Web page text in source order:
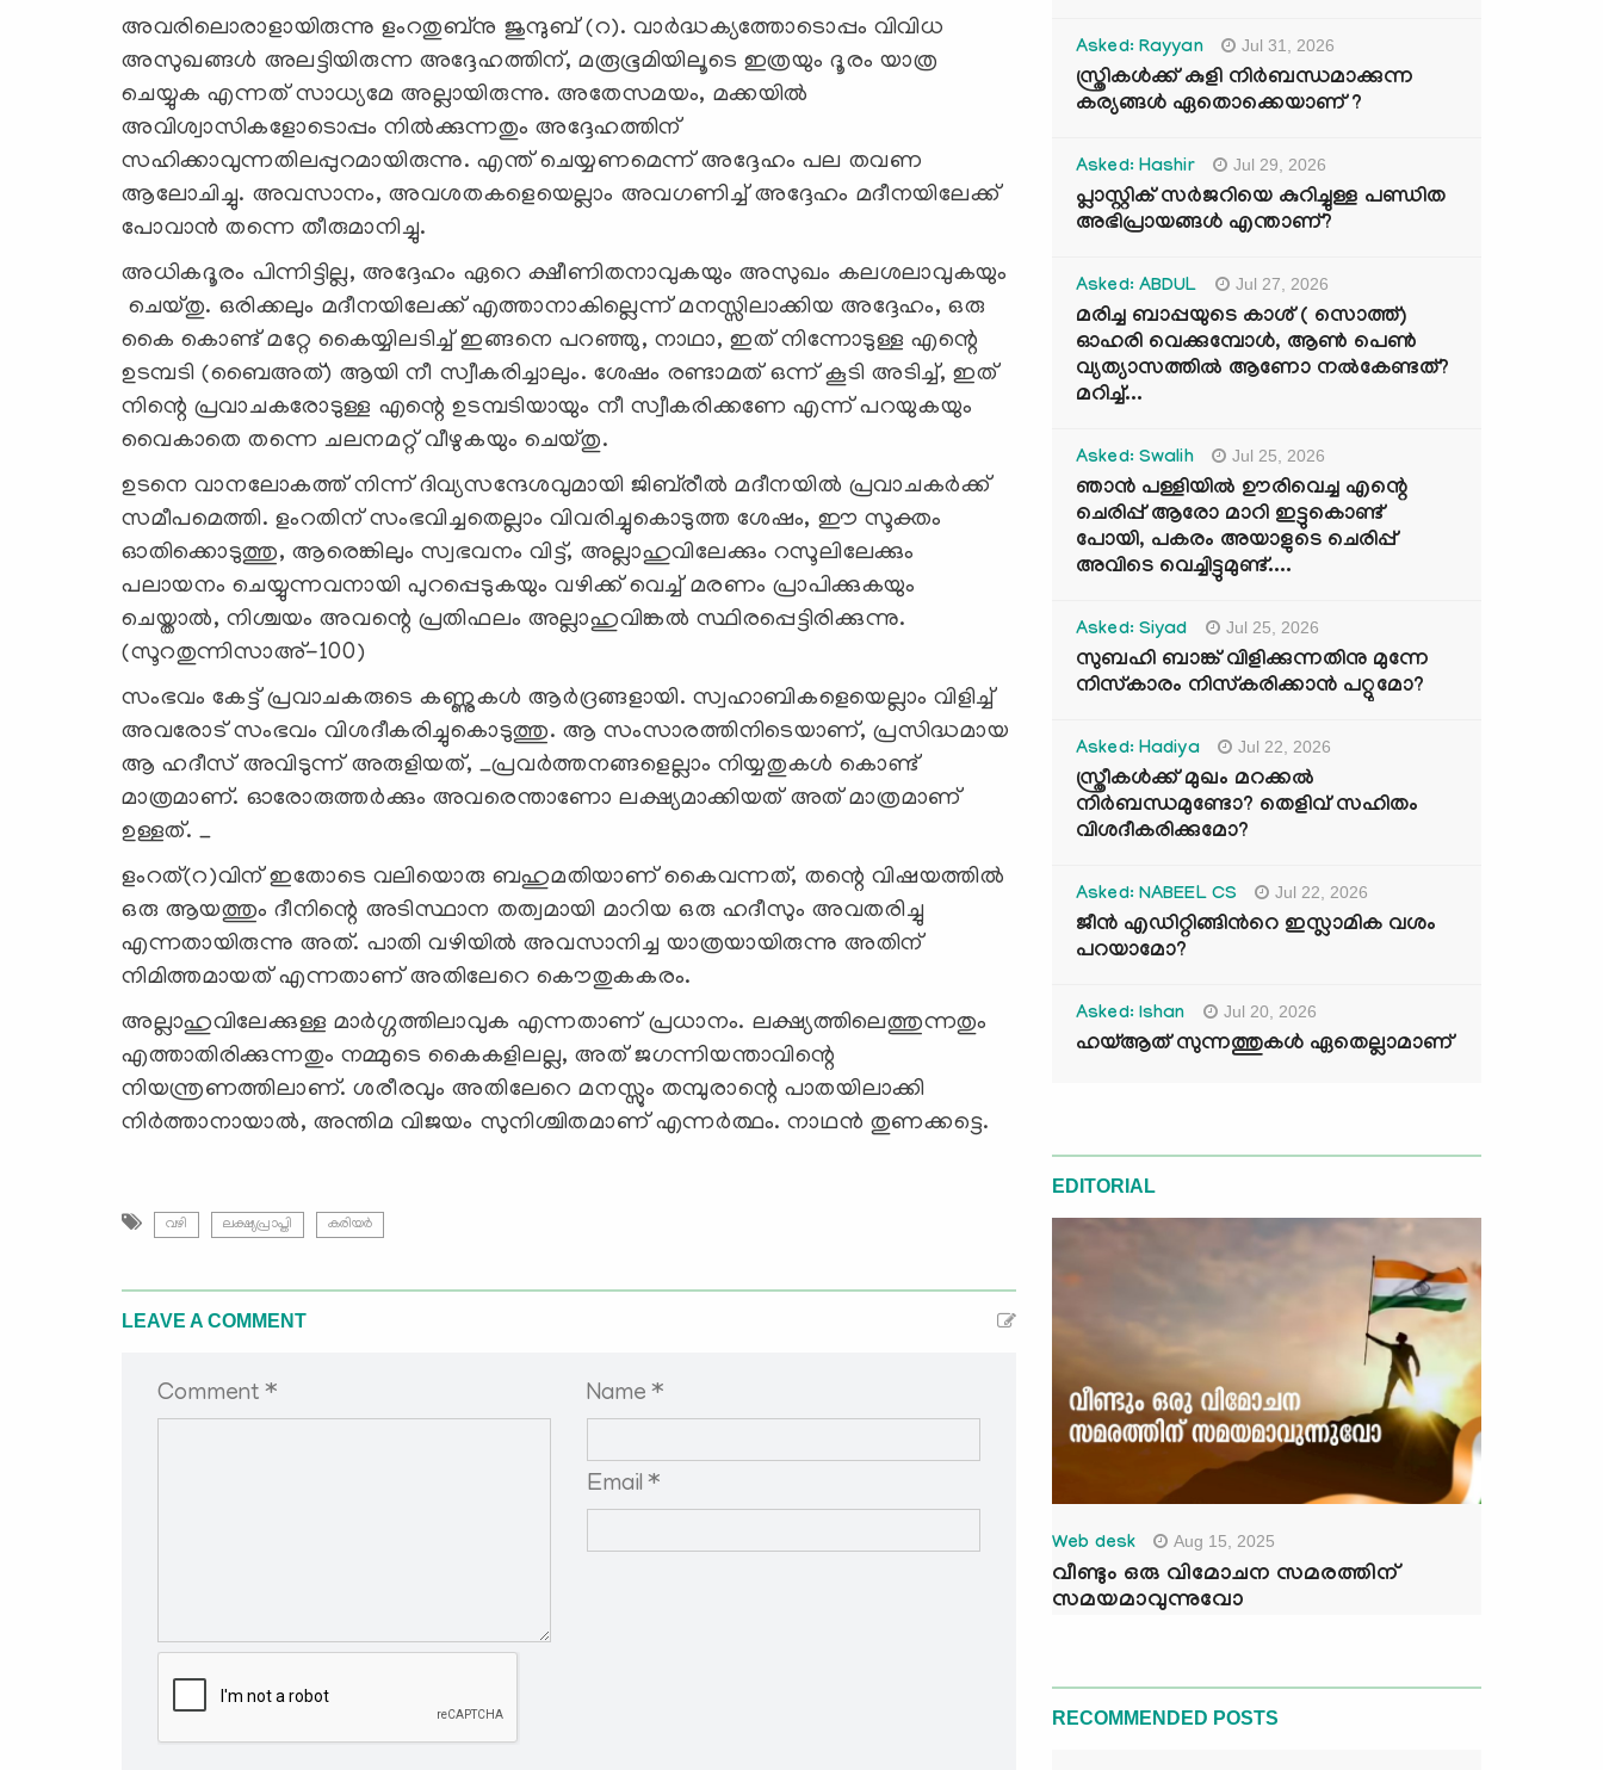
അവരിലൊരാളായിരുന്നു ളംറതുബ്നു ജുന്ദുബ് (റ). വാര്‍ദ്ധക്യത്തോടൊപ്പം വിവിധ
അസുഖങ്ങള്‍ അലട്ടിയിരുന്ന അദ്ദേഹത്തിന്, മരൂഭൂമിയിലൂടെ ഇത്രയും ദൂരം യാത്ര
ചെയ്യുക എന്നത് സാധ്യമേ അല്ലായിരുന്നു. അതേസമയം, മക്കയില്‍
അവിശ്വാസികളോടൊപ്പം നില്‍ക്കുന്നതും അദ്ദേഹത്തിന്
സഹിക്കാവുന്നതിലപ്പുറമായിരുന്നു. എന്ത് ചെയ്യണമെന്ന് അദ്ദേഹം പല തവണ
ആലോചിച്ചു. അവസാനം, അവശതകളെയെല്ലാം അവഗണിച്ച് അദ്ദേഹം മദീനയിലേക്ക്
പോവാന്‍ തന്നെ തീരുമാനിച്ചു.
അധികദൂരം പിന്നിട്ടില്ല, അദ്ദേഹം ഏറെ ക്ഷീണിതനാവുകയും അസുഖം കലശലാവുകയും
ചെയ്തു. ഒരിക്കലും മദീനയിലേക്ക് എത്താനാകില്ലെന്ന് മനസ്സിലാക്കിയ അദ്ദേഹം, ഒരു
കൈ കൊണ്ട് മറ്റേ കൈയ്യിലടിച്ച് ഇങ്ങനെ പറഞ്ഞു, നാഥാ, ഇത് നിന്നോടുള്ള എന്റെ
ഉടമ്പടി (ബൈഅത്) ആയി നീ സ്വീകരിച്ചാലും. ശേഷം രണ്ടാമത് ഒന്ന് കൂടി അടിച്ച്, ഇത്
നിന്റെ പ്രവാചകരോടുള്ള എന്റെ ഉടമ്പടിയായും നീ സ്വീകരിക്കണേ എന്ന് പറയുകയും
വൈകാതെ തന്നെ ചലനമറ്റ് വീഴുകയും ചെയ്തു.
ഉടനെ വാനലോകത്ത് നിന്ന് ദിവ്യസന്ദേശവുമായി ജിബ്‍രീല്‍ മദീനയില്‍ പ്രവാചകര്‍ക്ക്
സമീപമെത്തി. ളംറതിന് സംഭവിച്ചതെല്ലാം വിവരിച്ചുകൊടുത്ത ശേഷം, ഈ സൂക്തം
ഓതിക്കൊടുത്തു, ആരെങ്കിലും സ്വഭവനം വിട്ട്, അല്ലാഹുവിലേക്കും റസൂലിലേക്കും
പലായനം ചെയ്യുന്നവനായി പുറപ്പെടുകയും വഴിക്ക് വെച്ച് മരണം പ്രാപിക്കുകയും
ചെയ്താല്‍, നിശ്ചയം അവന്റെ പ്രതിഫലം അല്ലാഹുവിങ്കല്‍ സ്ഥിരപ്പെട്ടിരിക്കുന്നു.
(സൂറതുന്നിസാഅ്-100)
സംഭവം കേട്ട് പ്രവാചകരുടെ കണ്ണുകള്‍ ആര്‍ദ്രങ്ങളായി. സ്വഹാബികളെയെല്ലാം വിളിച്ച്
അവരോട് സംഭവം വിശദീകരിച്ചുകൊടുത്തു. ആ സംസാരത്തിനിടെയാണ്, പ്രസിദ്ധമായ
ആ ഹദീസ് അവിടുന്ന് അരുളിയത്, _പ്രവര്‍ത്തനങ്ങളെല്ലാം നിയ്യതുകള്‍ കൊണ്ട്
മാത്രമാണ്. ഓരോരുത്തര്‍ക്കും അവരെന്താണോ ലക്ഷ്യമാക്കിയത് അത് മാത്രമാണ്
ഉള്ളത്. _
ളംറത്(റ)വിന് ഇതോടെ വലിയൊരു ബഹുമതിയാണ് കൈവന്നത്, തന്റെ വിഷയത്തില്‍
ഒരു ആയത്തും ദീനിന്റെ അടിസ്ഥാന തത്വമായി മാറിയ ഒരു ഹദീസും അവതരിച്ചു
എന്നതായിരുന്നു അത്. പാതി വഴിയില്‍ അവസാനിച്ച യാത്രയായിരുന്നു അതിന്
നിമിത്തമായത് എന്നതാണ് അതിലേറെ കൌതുകകരം.
അല്ലാഹുവിലേക്കുള്ള മാര്‍ഗ്ഗത്തിലാവുക എന്നതാണ് പ്രധാനം. ലക്ഷ്യത്തിലെത്തുന്നതും
എത്താതിരിക്കുന്നതും നമ്മുടെ കൈകളിലല്ല, അത് ജഗന്നിയന്താവിന്റെ
നിയന്ത്രണത്തിലാണ്. ശരീരവും അതിലേറെ മനസ്സും തമ്പുരാന്റെ പാതയിലാക്കി
നിര്‍ത്താനായാല്‍, അന്തിമ വിജയം സുനിശ്ചിതമാണ് എന്നര്‍ത്ഥം. നാഥന്‍ തുണക്കട്ടെ.
വഴി ലക്ഷ്യപ്രാപ്തി കരിയര്‍
LEAVE A COMMENT
Comment * Name *
Email *
Asked: Rayyan Jul 31, 2026
സ്ത്രികൾക്ക് കുളി നിർബന്ധമാക്കുന്ന
കര്യങ്ങൾ ഏതൊക്കെയാണ് ?
Asked: Hashir Jul 29, 2026
പ്ലാസ്റ്റിക് സർജറിയെ കുറിച്ചുള്ള പണ്ഡിത
അഭിപ്രായങ്ങൾ എന്താണ്?
Asked: ABDUL Jul 27, 2026
മരിച്ച ബാപ്പയുടെ കാശ് ( സൊത്ത്)
ഓഹരി വെക്കുമ്പോൾ, ആണ്‍ പെണ്‍
വ്യത്യാസത്തില്‍ ആണോ നല്‍കേണ്ടത്?
മറിച്ച്...
Asked: Swalih Jul 25, 2026
ഞാൻ പള്ളിയിൽ ഊരിവെച്ച എന്റെ
ചെരിപ്പ് ആരോ മാറി ഇട്ടുകൊണ്ട്
പോയി, പകരം അയാളുടെ ചെരിപ്പ്
അവിടെ വെച്ചിട്ടുമുണ്ട്....
Asked: Siyad Jul 25, 2026
സുബഹി ബാങ്ക് വിളിക്കുന്നതിനു മുന്നേ
നിസ്കാരം നിസ്കരിക്കാൻ പറ്റുമോ?
Asked: Hadiya Jul 22, 2026
സ്ത്രീകൾക്ക് മുഖം മറക്കൽ
നിർബന്ധമുണ്ടോ? തെളിവ് സഹിതം
വിശദീകരിക്കുമോ?
Asked: NABEEL CS Jul 22, 2026
ജീൻ എഡിറ്റിങ്ങിന്‍റെ ഇസ്ലാമിക വശം
പറയാമോ?
Asked: Ishan Jul 20, 2026
ഹയ്ആത് സുന്നത്തുകൾ ഏതെല്ലാമാണ്
EDITORIAL
Web desk Aug 15, 2025
വീണ്ടും ഒരു വിമോചന സമരത്തിന്
സമയമാവുന്നുവോ
RECOMMENDED POSTS